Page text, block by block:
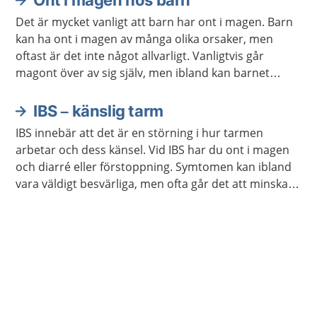
Det är mycket vanligt att barn har ont i magen. Barn
kan ha ont i magen av många olika orsaker, men
oftast är det inte något allvarligt. Vanligtvis går
magont över av sig själv, men ibland kan barnet
IBS – känslig tarm
IBS innebär att det är en störning i hur tarmen
arbetar och dess känsel. Vid IBS har du ont i magen
och diarré eller förstoppning. Symtomen kan ibland
vara väldigt besvärliga, men ofta går det att minska